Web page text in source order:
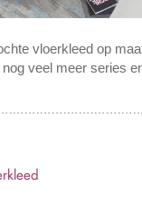
vloerkleed op
veel meer series